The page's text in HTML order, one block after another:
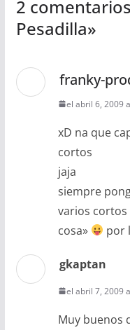
2
Pesadilla»
franky-
el abril 6, 2009
xD na que
cortos
jaja
siempre
varios cortos
cosa»
por
gkaptan
el abril 7, 2009
Muy buenos